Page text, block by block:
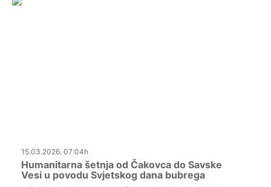
15.03.2026. 07:04h
Humanitarna šetnja od Čakovca do Savske
Vesi u povodu Svjetskog dana bubrega